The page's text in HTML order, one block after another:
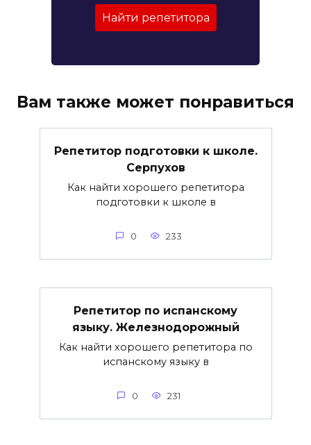
Найти репетитора
Вам также может понравиться
Репетитор подготовки к школе.
Серпухов
Как найти хорошего репетитора
подготовки к школе в
0 233
Репетитор по испанскому
языку. Железнодорожный
Как найти хорошего репетитора по
испанскому языку в
0 231